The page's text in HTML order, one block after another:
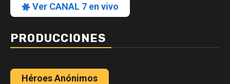
Ver CANAL 7 en vivo
PRODUCCIONES
Héroes Anónimos